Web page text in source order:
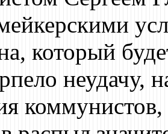
который
неудачу,